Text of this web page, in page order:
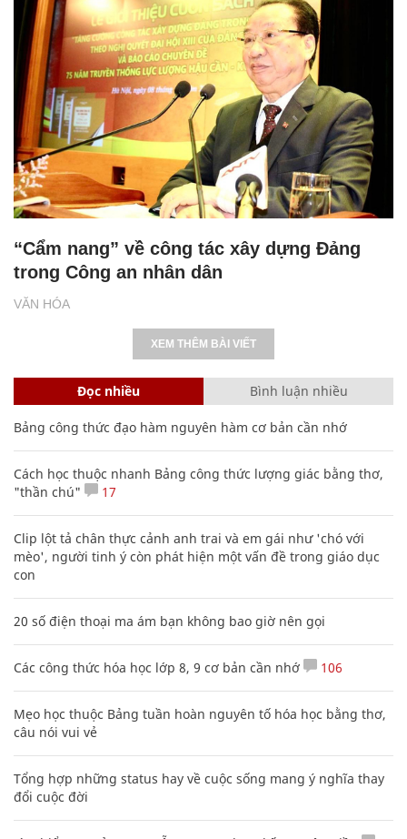
VĂN HÓA
“Cẩm nang” về công tác xây dựng Đảng
trong Công an nhân dân
XEM THÊM BÀI VIẾT
Đọc nhiều Bình luận nhiều
Bảng công thức đạo hàm nguyên hàm cơ bản cần nhớ
Cách học thuộc nhanh Bảng công thức lượng giác bằng thơ,
"thần chú"
17
Clip lột tả chân thực cảnh anh trai và em gái như 'chó với
mèo', người tinh ý còn phát hiện một vấn đề trong giáo dục
con
20 số điện thoại ma ám bạn không bao giờ nên gọi
Các công thức hóa học lớp 8, 9 cơ bản cần nhớ 106
Mẹo học thuộc Bảng tuần hoàn nguyên tố hóa học bằng thơ,
câu nói vui vẻ
Tổng hợp những status hay về cuộc sống mang ý nghĩa thay
đổi cuộc đời